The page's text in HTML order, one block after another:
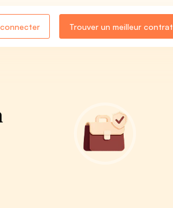
Trouver un meilleur contrat